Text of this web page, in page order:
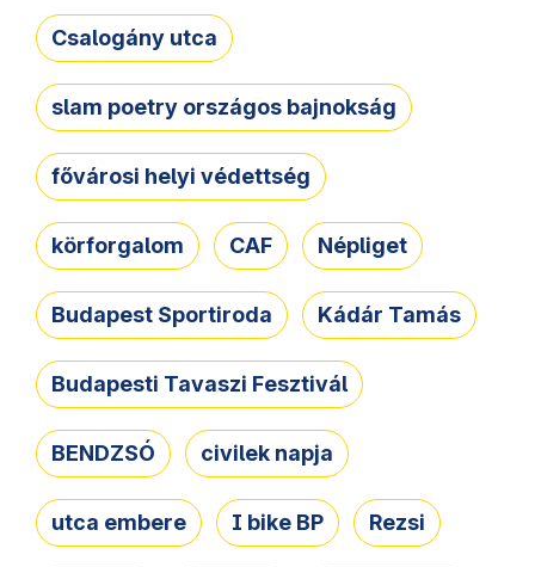
Csalogány utca
slam poetry országos bajnokság
fővárosi helyi védettség
körforgalom CAF Népliget
Budapest Sportiroda Kádár Tamás
Budapesti Tavaszi Fesztivál
BENDZSÓ civilek napja
utca embere I bike BP Rezsi